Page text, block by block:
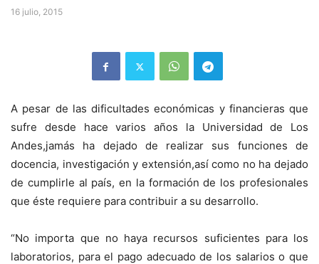
16 julio, 2015
A pesar de las dificultades económicas y financieras que
sufre desde hace varios años la Universidad de Los
Andes,jamás ha dejado de realizar sus funciones de
docencia, investigación y extensión,así como no ha dejado
de cumplirle al país, en la formación de los profesionales
que éste requiere para contribuir a su desarrollo.
“No importa que no haya recursos suficientes para los
laboratorios, para el pago adecuado de los salarios o que